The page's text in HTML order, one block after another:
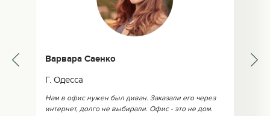
Варвара Саенко
Г. Одесса
Нам в офис нужен был диван. Заказали его через
интернет, долго не выбирали. Офис - это не дом.